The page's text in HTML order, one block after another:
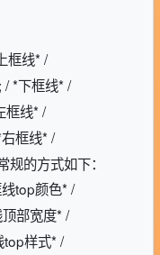
框线* /
*下框线* /
框线* /
框线* /
的方式如下：
top颜色* /
部宽度* /
top样式* /